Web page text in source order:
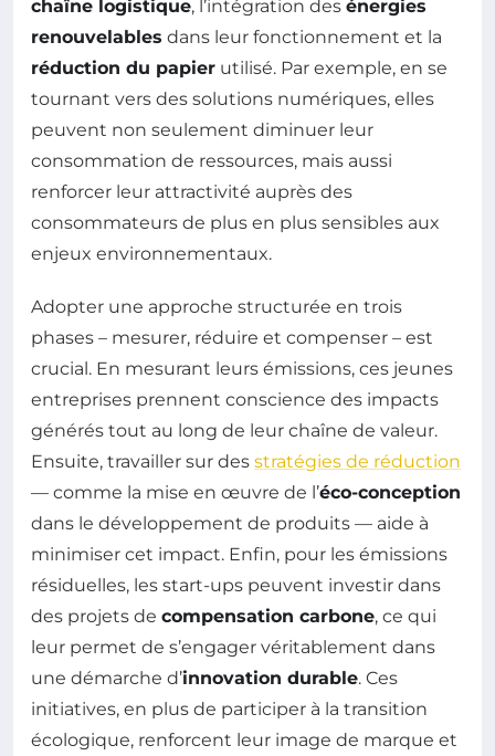
chaîne logistique, l’intégration des énergies
renouvelables dans leur fonctionnement et la
réduction du papier utilisé. Par exemple, en se
tournant vers des solutions numériques, elles
peuvent non seulement diminuer leur
consommation de ressources, mais aussi
renforcer leur attractivité auprès des
consommateurs de plus en plus sensibles aux
enjeux environnementaux.
Adopter une approche structurée en trois
phases – mesurer, réduire et compenser – est
crucial. En mesurant leurs émissions, ces jeunes
entreprises prennent conscience des impacts
générés tout au long de leur chaîne de valeur.
Ensuite, travailler sur des stratégies de réduction
— comme la mise en œuvre de l’éco-conception
dans le développement de produits — aide à
minimiser cet impact. Enfin, pour les émissions
résiduelles, les start-ups peuvent investir dans
des projets de compensation carbone, ce qui
leur permet de s’engager véritablement dans
une démarche d’innovation durable. Ces
initiatives, en plus de participer à la transition
écologique, renforcent leur image de marque et